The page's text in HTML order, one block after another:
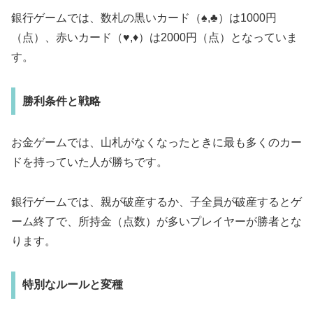
銀行ゲームでは、数札の黒いカード（♠,♣）は1000円
（点）、赤いカード（♥,♦）は2000円（点）となっていま
す。
勝利条件と戦略
お金ゲームでは、山札がなくなったときに最も多くのカー
ドを持っていた人が勝ちです。
銀行ゲームでは、親が破産するか、子全員が破産するとゲ
ーム終了で、所持金（点数）が多いプレイヤーが勝者とな
ります。
特別なルールと変種